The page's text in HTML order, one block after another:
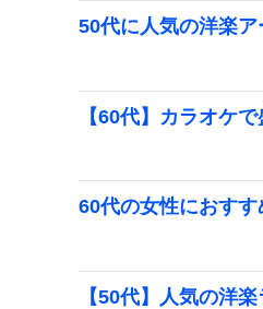
50代に人気の洋楽ア
【60代】カラオケ
60代の女性におすす
【50代】人気の洋